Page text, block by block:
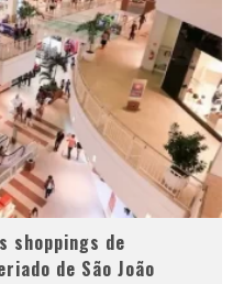
shoppings de
de São João